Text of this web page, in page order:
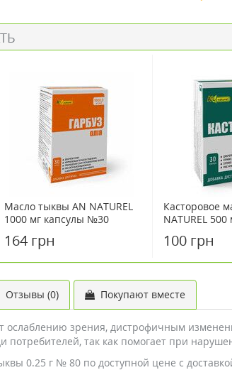
Масло тыквы AN NATUREL
1000 мг капсулы №30
164 грн
Касторовое
NATUREL
100 грн
Отзывы (0) Покупают вместе
ослаблению зрения, дистрофичным
потребителей, так как помогает при
0.25 г № 80 по доступной цене с